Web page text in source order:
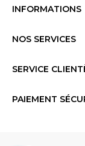
INFORMATIONS
NOS SERVICES
SERVICE
PAIEMENT